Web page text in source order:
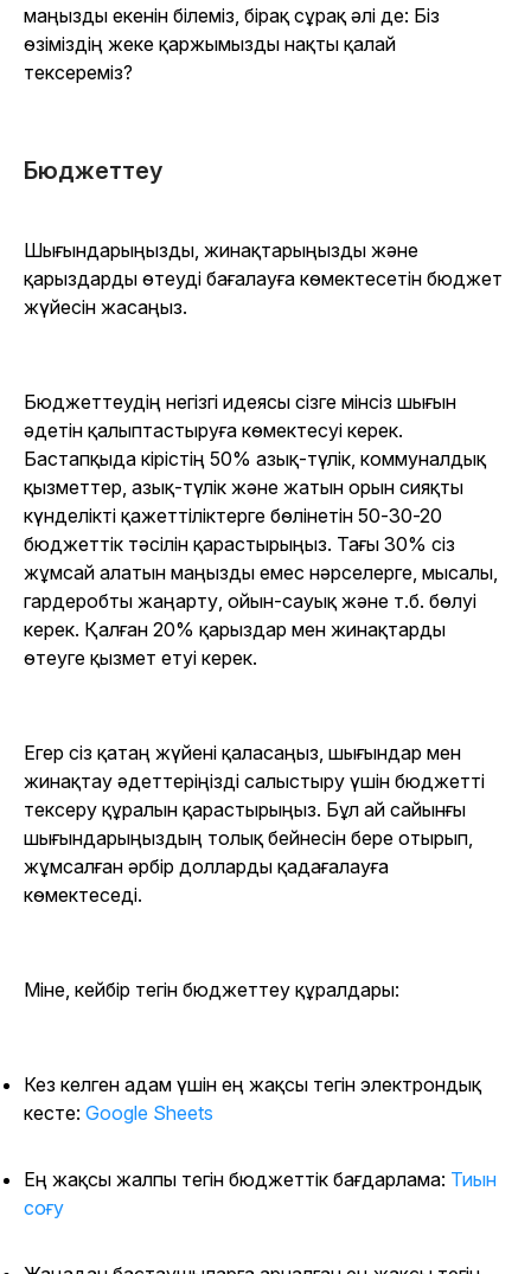
маңызды екенін білеміз, бірақ сұрақ әлі де: Біз
өзіміздің жеке қаржымызды нақты қалай
тексереміз?
Бюджеттеу
Шығындарыңызды, жинақтарыңызды және
қарыздарды өтеуді бағалауға көмектесетін бюджет
жүйесін жасаңыз.
Бюджеттеудің негізгі идеясы сізге мінсіз шығын
әдетін қалыптастыруға көмектесуі керек.
Бастапқыда кірістің 50% азық-түлік, коммуналдық
қызметтер, азық-түлік және жатын орын сияқты
күнделікті қажеттіліктерге бөлінетін 50-30-20
бюджеттік тәсілін қарастырыңыз. Тағы 30% сіз
жұмсай алатын маңызды емес нәрселерге, мысалы,
гардеробты жаңарту, ойын-сауық және т.б. бөлуі
керек. Қалған 20% қарыздар мен жинақтарды
өтеуге қызмет етуі керек.
Егер сіз қатаң жүйені қаласаңыз, шығындар мен
жинақтау әдеттеріңізді салыстыру үшін бюджетті
тексеру құралын қарастырыңыз. Бұл ай сайынғы
шығындарыңыздың толық бейнесін бере отырып,
жұмсалған әрбір долларды қадағалауға
көмектеседі.
Міне, кейбір тегін бюджеттеу құралдары:
Кез келген адам үшін ең жақсы тегін электрондық
кесте: Google Sheets
Ең жақсы жалпы тегін бюджеттік бағдарлама: Тиын
соғу